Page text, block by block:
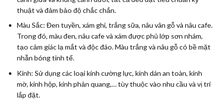
thuật và đảm bảo độ chắc chắn.
Màu Sắc: Đen tuyền, xám ghi, trắng sữa, nâu vân gỗ và nâu cafe.
Trong đó, màu đen, nâu cafe và xám được phủ lớp sơn nhám,
tạo cảm giác lạ mắt và độc đáo. Màu trắng và nâu gỗ có bề mặt
nhẵn bóng tinh tế.
Kính: Sử dụng các loại kính cường lực, kính dán an toàn, kính
mờ, kính hộp, kính phản quang,… tùy thuộc vào nhu cầu và vị trí
lắp đặt.